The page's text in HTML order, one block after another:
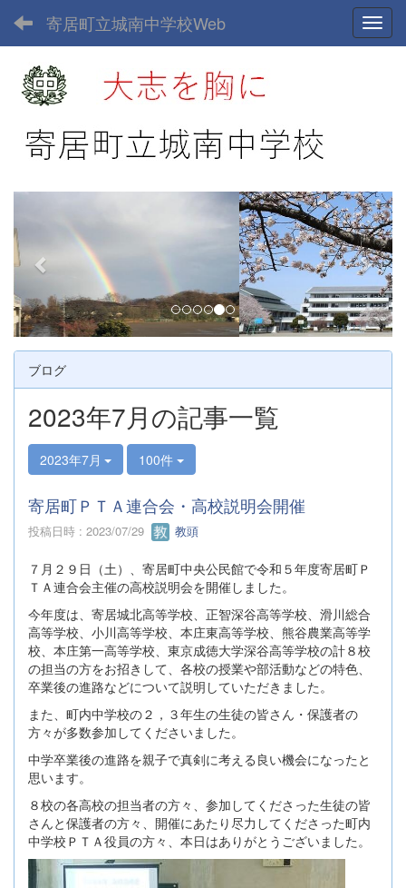
寄居町立城南中学校Web
e
v
i
o
u
s
n
e
x
t
ブログ
2023年7月の記事一覧
2023年7月 100件
寄居町ＰＴＡ連合会・高校説明会開催
投稿日時 : 2023/07/29 教頭
７月２９日（土）、寄居町中央公民館で令和５年度寄居町Ｐ
ＴＡ連合会主催の高校説明会を開催しました。
今年度は、寄居城北高等学校、正智深谷高等学校、滑川総合
高等学校、小川高等学校、本庄東高等学校、熊谷農業高等学
校、本庄第一高等学校、東京成徳大学深谷高等学校の計８校
の担当の方をお招きして、各校の授業や部活動などの特色、
卒業後の進路などについて説明していただきました。
また、町内中学校の２，３年生の生徒の皆さん・保護者の
方々が多数参加してくださいました。
中学卒業後の進路を親子で真剣に考える良い機会になったと
思います。
８校の各高校の担当者の方々、参加してくださった生徒の皆
さんと保護者の方々、開催にあたり尽力してくださった町内
中学校ＰＴＡ役員の方々、本日はありがとうございました。